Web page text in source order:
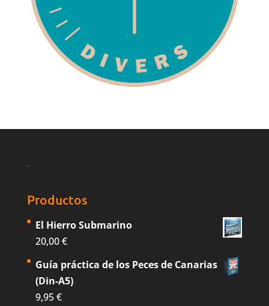
Productos
El Hierro Submarino
20,00€
Guía práctica de los Peces de Canarias
(Din-A5)
9,95€